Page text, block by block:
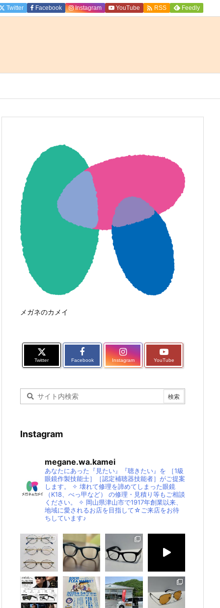
Twitter Facebook Instagram YouTube  RSS Feedly
メガネのカメイ
Twitter Facebook Instagram YouTube
Instagram
megane.wa.kamei
あなたにあった『見たい』『聴きたい』を ［1級
眼鏡作製技能士］［認定補聴器技能者］がご提案
します。
✧ 壊れて修理を諦めてしまった眼鏡
（K18、べっ甲など）
の修理・見積り等もご相談
ください。
✧ 岡山県津山市で1917年創業以来、
地域に愛されるお店を目指して☆ご来店をお待
ちしています♪